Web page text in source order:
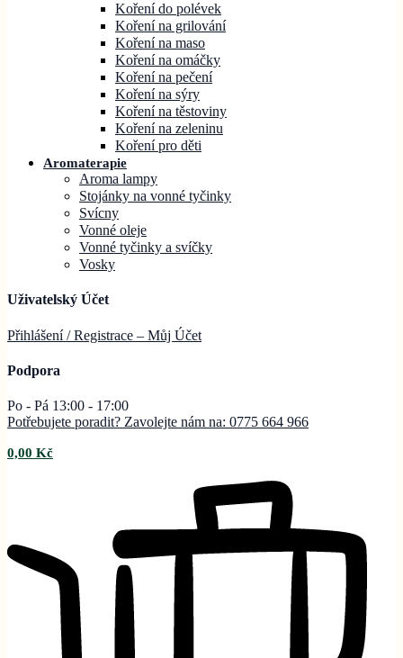
Koření do polévek
Koření na grilování
Koření na maso
Koření na omáčky
Koření na pečení
Koření na sýry
Koření na těstoviny
Koření na zeleninu
Koření pro děti
Aromaterapie
Aroma lampy
Stojánky na vonné tyčinky
Svícny
Vonné oleje
Vonné tyčinky a svíčky
Vosky
Uživatelský Účet
Přihlášení / Registrace – Můj Účet
Podpora
Po - Pá 13:00 - 17:00
Potřebujete poradit? Zavolejte nám na: 0775 664 966
0,00 Kč